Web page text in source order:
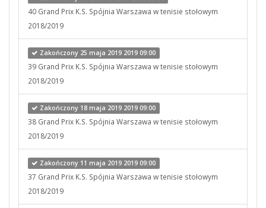
40 Grand Prix K.S. Spójnia Warszawa w tenisie stołowym
2018/2019
Zakończony 25 maja 2019 2019 09:00
39 Grand Prix K.S. Spójnia Warszawa w tenisie stołowym
2018/2019
Zakończony 18 maja 2019 2019 09:00
38 Grand Prix K.S. Spójnia Warszawa w tenisie stołowym
2018/2019
Zakończony 11 maja 2019 2019 09:00
37 Grand Prix K.S. Spójnia Warszawa w tenisie stołowym
2018/2019